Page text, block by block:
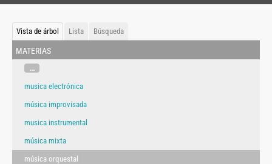
Vista de árbol Lista Búsqueda
materias
...
musica electrónica
música improvisada
musica instrumental
música mixta
música orquestal